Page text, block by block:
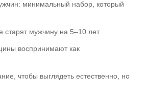
минимальный набор, который
старят мужчину на 5–10 лет
воспринимают как
чтобы выглядеть естественно, но